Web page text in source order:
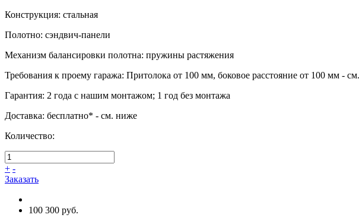
Конструкция: стальная
Полотно: сэндвич-панели
Механизм балансировки полотна: пружины растяжения
Требования к проему гаража: Притолока от 100 мм, боковое расстояние от 100 мм -
Гарантия: 2 года с нашим монтажом; 1 год без монтажа
Доставка: бесплатно* - см. ниже
Количество:
+ -
Заказать
100 300 руб.